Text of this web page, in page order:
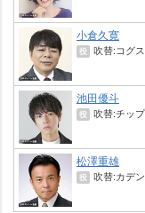
小倉久寛
役 吹替:コグ
池田優斗
役 吹替:チップ
松澤重雄
役 吹替:カデ